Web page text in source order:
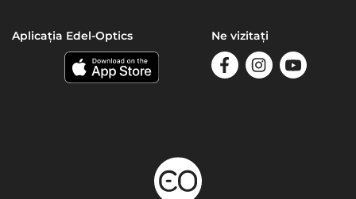
Aplicația Edel-Optics Ne vizitați